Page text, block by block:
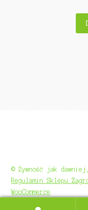
© Żywność jak
Regulamin Sklepu
WooCommerce